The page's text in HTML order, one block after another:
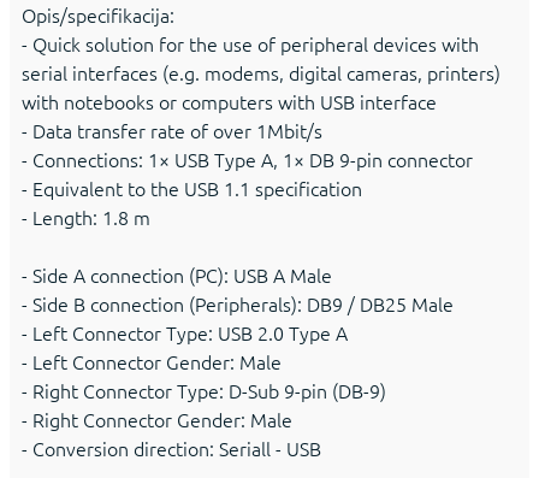
Opis/specifikacija:
- Quick solution for the use of peripheral devices with
serial interfaces (e.g. modems, digital cameras, printers)
with notebooks or computers with USB interface
- Data transfer rate of over 1Mbit/s
- Connections: 1× USB Type A, 1× DB 9-pin connector
- Equivalent to the USB 1.1 specification
- Length: 1.8 m
- Side A connection (PC): USB A Male
- Side B connection (Peripherals): DB9 / DB25 Male
- Left Connector Type: USB 2.0 Type A
- Left Connector Gender: Male
- Right Connector Type: D-Sub 9-pin (DB-9)
- Right Connector Gender: Male
- Conversion direction: Seriall - USB